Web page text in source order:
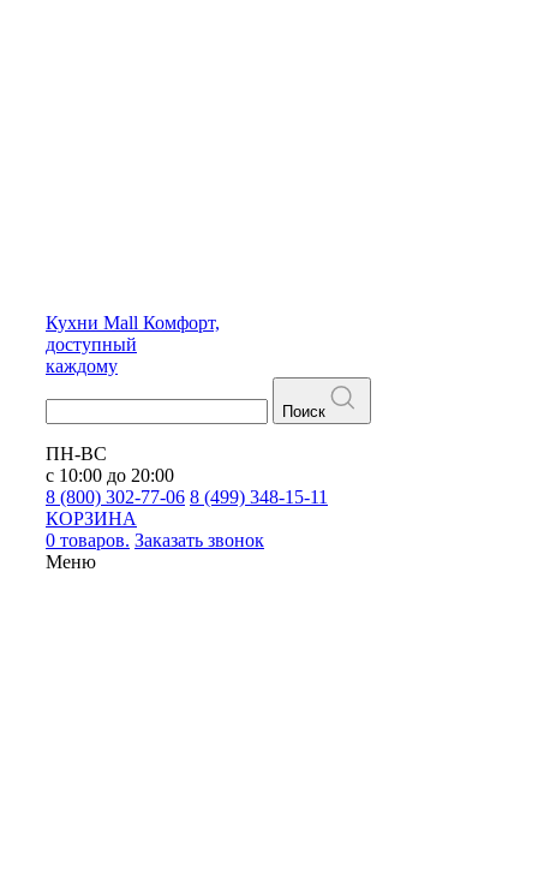
Кухни Mall Комфорт,
доступный
каждому
Поиск
ПН-ВС
с 10:00 до 20:00
8 (800) 302-77-06 8 (499) 348-15-11
КОРЗИНА
0 товаров. Заказать звонок
Меню